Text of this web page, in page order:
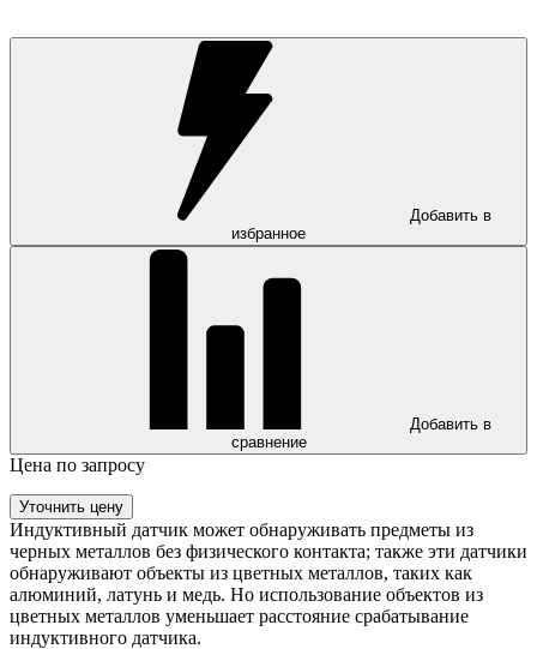
Добавить в
избранное
Добавить в
сравнение
Цена по запросу
Уточнить цену
Индуктивный датчик может обнаруживать предметы из
черных металлов без физического контакта; также эти датчики
обнаруживают объекты из цветных металлов, таких как
алюминий, латунь и медь. Но использование объектов из
цветных металлов уменьшает расстояние срабатывание
индуктивного датчика.